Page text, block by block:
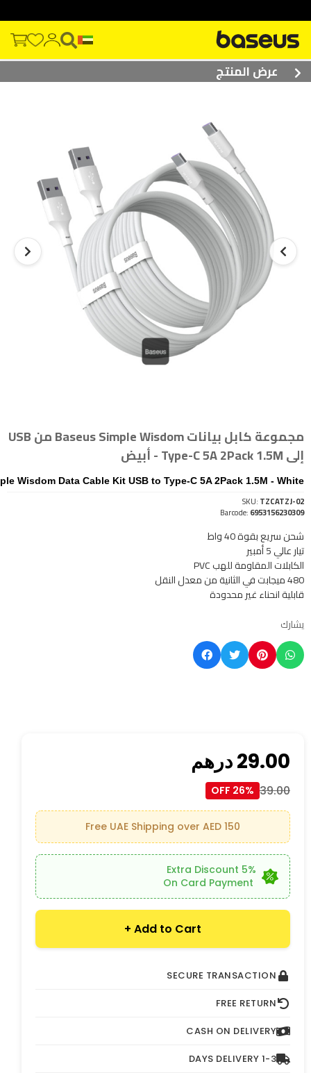
عرض المنتج
مجموعة كابل بيانات Baseus Simple Wisdom من USB
إلى Type-C 5A 2Pack 1.5M - أبيض
Wisdom Data Cable Kit USB to Type-C 5A 2Pack 1.5M - White
SKU:TZCATZJ-02
Barcode:6953156230309
شحن سريع بقوة 40 واط
تيار عالي 5 أمبير
الكابلات المقاومة للهب PVC
480 ميجابت في الثانية من معدل النقل
قابلية انحناء غير محدودة
يشارك
29.00درهم
39.00
26% OFF
Free UAE Shipping over AED 150
On Card Payment
Add to Cart +
SECURE TRANSACTION
FREE RETURN
CASH ON DELIVERY
1-3 DAYS DELIVERY